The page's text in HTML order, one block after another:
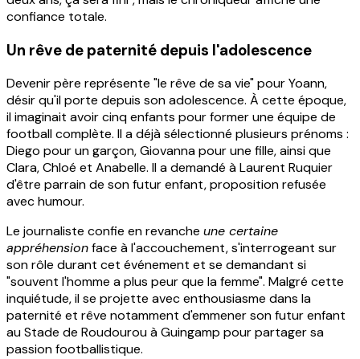
confiance totale.
Un rêve de paternité depuis l'adolescence
Devenir père représente "le rêve de sa vie" pour Yoann,
désir qu'il porte depuis son adolescence. À cette époque,
il imaginait avoir cinq enfants pour former une équipe de
football complète. Il a déjà sélectionné plusieurs prénoms :
Diego pour un garçon, Giovanna pour une fille, ainsi que
Clara, Chloé et Anabelle. Il a demandé à Laurent Ruquier
d'être parrain de son futur enfant, proposition refusée
avec humour.
Le journaliste confie en revanche une certaine
appréhensionface à l'accouchement, s'interrogeant sur
son rôle durant cet événement et se demandant si
"souvent l'homme a plus peur que la femme". Malgré cette
inquiétude, il se projette avec enthousiasme dans la
paternité et rêve notamment d'emmener son futur enfant
au Stade de Roudourou à Guingamp pour partager sa
passion footballistique.